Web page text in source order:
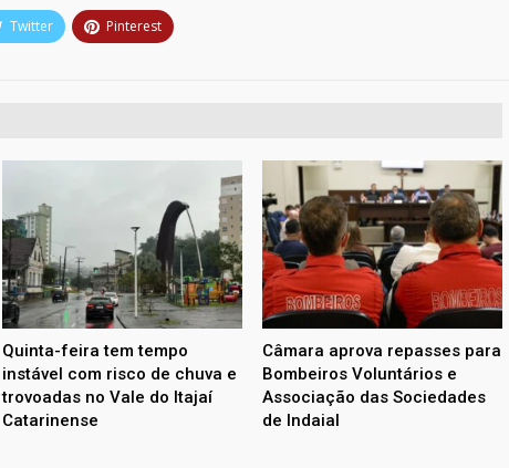
Twitter Pinterest
Quinta-feira tem tempo
instável com risco de chuva e
trovoadas no Vale do Itajaí
Catarinense
Câmara aprova repasses para
Bombeiros Voluntários e
Associação das Sociedades
de Indaial